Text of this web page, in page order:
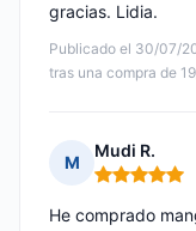
Publicado el 30/07/
tras una compra de
gracias. Lidia.
M
Mudi R.
Nota: 5 de 5
He comprado